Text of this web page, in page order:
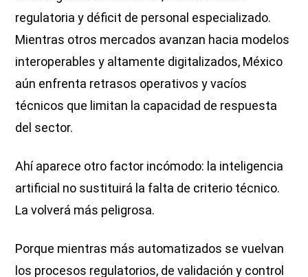
regulatoria y déficit de personal especializado.
Mientras otros mercados avanzan hacia modelos
interoperables y altamente digitalizados, México
aún enfrenta retrasos operativos y vacíos
técnicos que limitan la capacidad de respuesta
del sector.
Ahí aparece otro factor incómodo: la inteligencia
artificial no sustituirá la falta de criterio técnico.
La volverá más peligrosa.
Porque mientras más automatizados se vuelvan
los procesos regulatorios, de validación y control